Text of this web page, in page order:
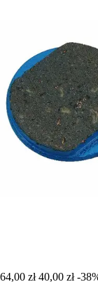
64,00 zł 40,00 zł -